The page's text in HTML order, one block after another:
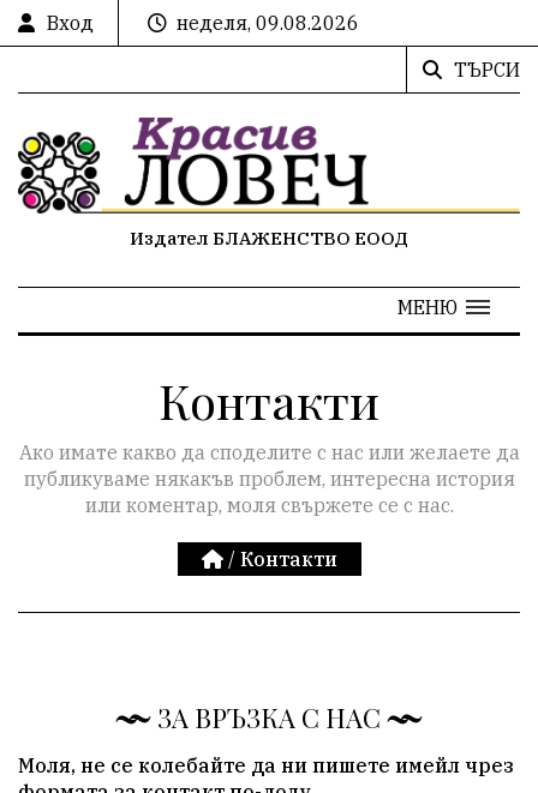
Вход
неделя, 09.08.2026
ТЪРСИ
Издател БЛАЖЕНСТВО ЕООД
МЕНЮ
Контакти
Ако имате какво да споделите с нас или желаете да
публикуваме някакъв проблем, интересна история
или коментар, моля свържете се с нас.
/ Контакти
ЗА ВРЪЗКА С НАС
Моля, не се колебайте да ни пишете имейл чрез